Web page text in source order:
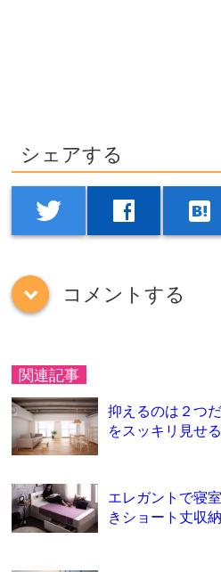
シェアする
twitter facebook hatenabookmark
down コメントする
関連記事
抑えるのは２つ
をスッキリ見せ
エレガントで寝
きショート丈収